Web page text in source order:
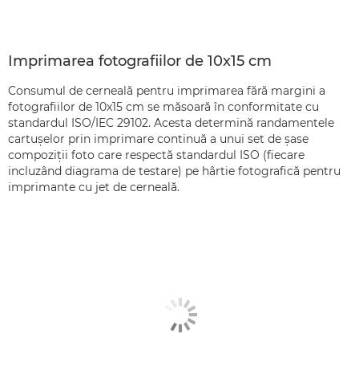
Imprimarea fotografiilor de 10x15 cm
Consumul de cerneală pentru imprimarea fără margini a
fotografiilor de 10x15 cm se măsoară în conformitate cu
standardul ISO/IEC 29102. Acesta determină randamentele
cartuşelor prin imprimare continuă a unui set de şase
compoziţii foto care respectă standardul ISO (fiecare
incluzând diagrama de testare) pe hârtie fotografică pentru
imprimante cu jet de cerneală.